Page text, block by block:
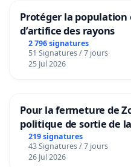
Protéger la
d’artifice des rayons
2 796 signatures
51 Signatures / 7 jours
25 Jul 2026
Pour la fermeture de
politique de sortie de
219 signatures
43 Signatures / 7 jours
26 Jul 2026